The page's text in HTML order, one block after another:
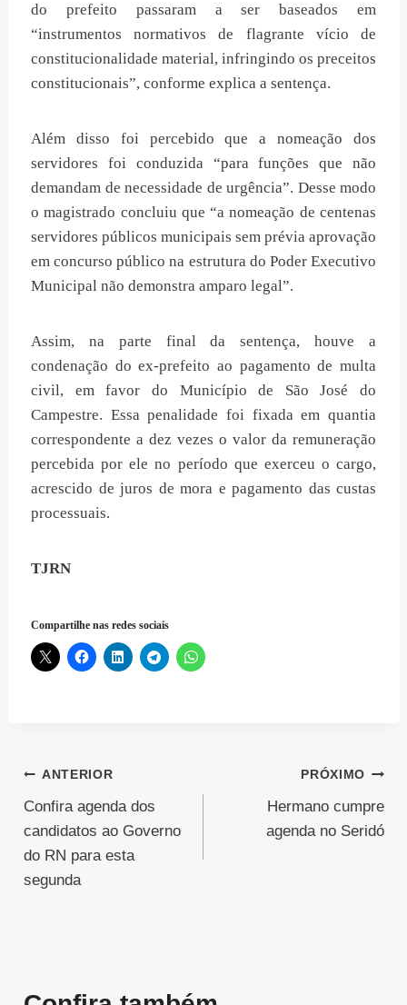
do prefeito passaram a ser baseados em
“instrumentos normativos de flagrante vício de
constitucionalidade material, infringindo os preceitos
constitucionais”, conforme explica a sentença.
Além disso foi percebido que a nomeação dos
servidores foi conduzida “para funções que não
demandam de necessidade de urgência”. Desse modo
o magistrado concluiu que “a nomeação de centenas
servidores públicos municipais sem prévia aprovação
em concurso público na estrutura do Poder Executivo
Municipal não demonstra amparo legal”.
Assim, na parte final da sentença, houve a
condenação do ex-prefeito ao pagamento de multa
civil, em favor do Município de São José do
Campestre. Essa penalidade foi fixada em quantia
correspondente a dez vezes o valor da remuneração
percebida por ele no período que exerceu o cargo,
acrescido de juros de mora e pagamento das custas
processuais.
TJRN
Compartilhe nas redes sociais
Navegação
de
Post
ANTERIOR
Confira agenda dos
candidatos ao Governo
do RN para esta
segunda
PRÓXIMO
Hermano cumpre
agenda no Seridó